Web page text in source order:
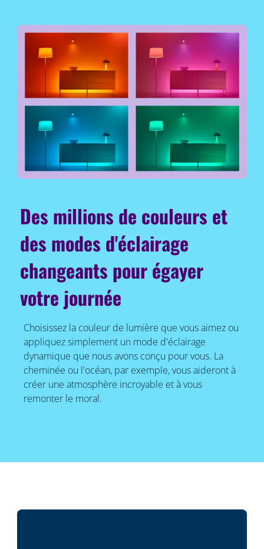
Des millions de couleurs et
des modes d'éclairage
changeants pour égayer
votre journée
Choisissez la couleur de lumière que vous aimez ou
appliquez simplement un mode d'éclairage
dynamique que nous avons conçu pour vous. La
cheminée ou l'océan, par exemple, vous aideront à
créer une atmosphère incroyable et à vous
remonter le moral.